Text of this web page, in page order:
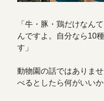
「牛・豚・鶏だけなん
んですよ。自分なら10
す」
動物園の話ではありま
べるとしたら何がいいか